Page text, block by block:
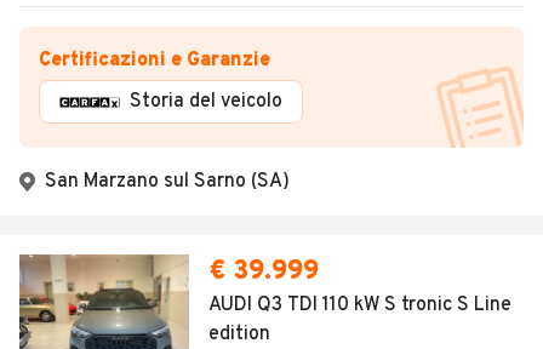
Certificazioni e Garanzie
Storia del veicolo
San Marzano sul Sarno (SA)
€ 39.999
AUDI Q3 TDI 110 kW S tronic S Line
edition